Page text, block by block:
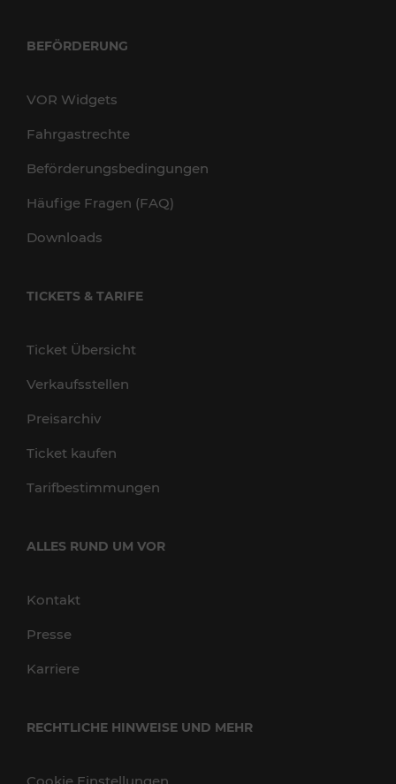
BEFÖRDERUNG
VOR Widgets
Fahrgastrechte
Beförderungsbedingungen
Häufige Fragen (FAQ)
Downloads
TICKETS & TARIFE
Ticket Übersicht
Verkaufsstellen
Preisarchiv
Ticket kaufen
Tarifbestimmungen
ALLES RUND UM VOR
Kontakt
Presse
Karriere
RECHTLICHE HINWEISE UND MEHR